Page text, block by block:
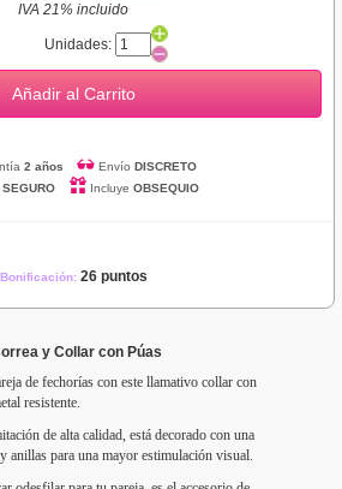
IVA 21% incluido
Unidades:
Añadir al Carrito
2 años Envío DISCRETO
SEGURO Incluye OBSEQUIO
Bonificación: 26 puntos
y Collar con Púas
de fechorías con este llamativo collar con
resistente.
de alta calidad, está decorado con una
anillas para una mayor estimulación visual.